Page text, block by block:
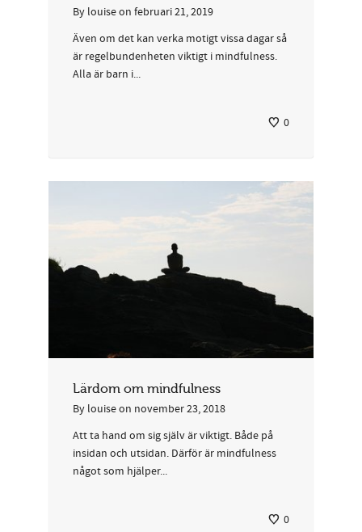
By louiseon februari 21, 2019
Även om det kan verka motigt vissa dagar så
är regelbundenheten viktigt i mindfulness.
Alla är barn i...
0
Lärdom om mindfulness
By louiseon november 23, 2018
Att ta hand om sig själv är viktigt. Både på
insidan och utsidan. Därför är mindfulness
något som hjälper...
0